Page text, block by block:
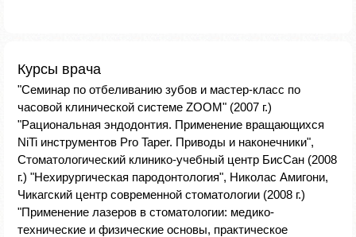
Курсы врача
"Семинар по отбеливанию зубов и мастер-класс по
часовой клинической системе ZOOM" (2007 г.)
"Рациональная эндодонтия. Применение вращающихся
NiTi инструментов Pro Taper. Приводы и наконечники",
Стоматологический клинико-учебный центр БисСан (2008
г.) "Нехирургическая пародонтология", Николас Амигони,
Чикагский центр современной стоматологии (2008 г.)
"Применение лазеров в стоматологии: медико-
технические и физические основы, практическое